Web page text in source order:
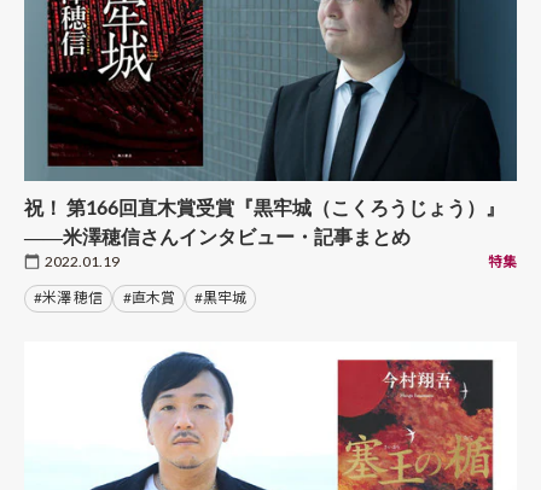
祝！ 第166回直木賞受賞『黒牢城（こくろうじょう）』
――米澤穂信さんインタビュー・記事まとめ
2022.01.19 特集
#米澤 穂信 #直木賞 #黒牢城